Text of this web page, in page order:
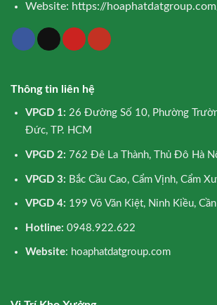
Website: https://
Thông tin liên hệ
VPGD 1: 26 Đường Số 10, Phường
Đức, TP. HCM
VPGD 2: 762 Đê La Thành, Thủ Đô Hà
VPGD 3: Bắc Cầu Cao, Cẩm Vịnh, Cẩm
VPGD 4: 199 Võ Văn Kiệt, Ninh Kiều,
Hotline: 0948.922.622
Website: hoaphatdatgroup.com